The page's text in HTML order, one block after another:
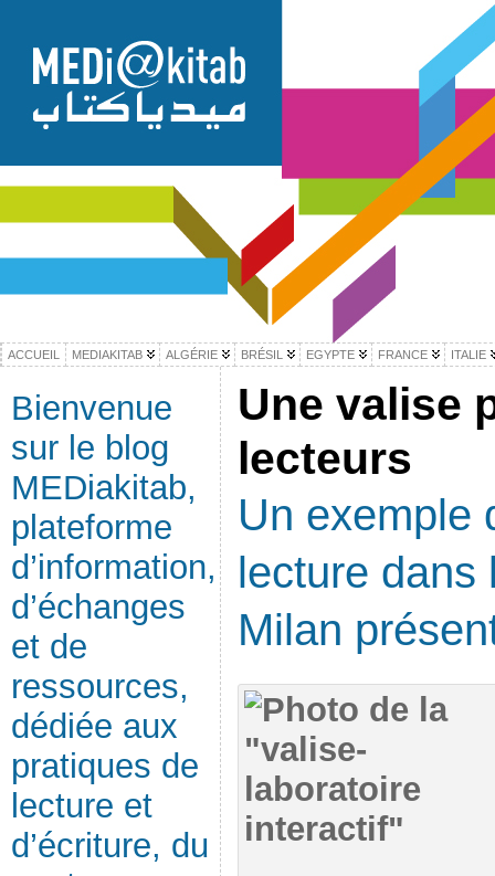
ACCUEIL MEDIAKITAB ALGÉRIE BRÉSIL EGYPTE FRANCE ITALIE
Bienvenue
sur le blog
MEDiakitab,
plateforme
d’information,
d’échanges
et de
ressources,
dédiée aux
pratiques de
lecture et
d’écriture, du
Une valise
lecteurs
Un exemple
lecture dans
Milan